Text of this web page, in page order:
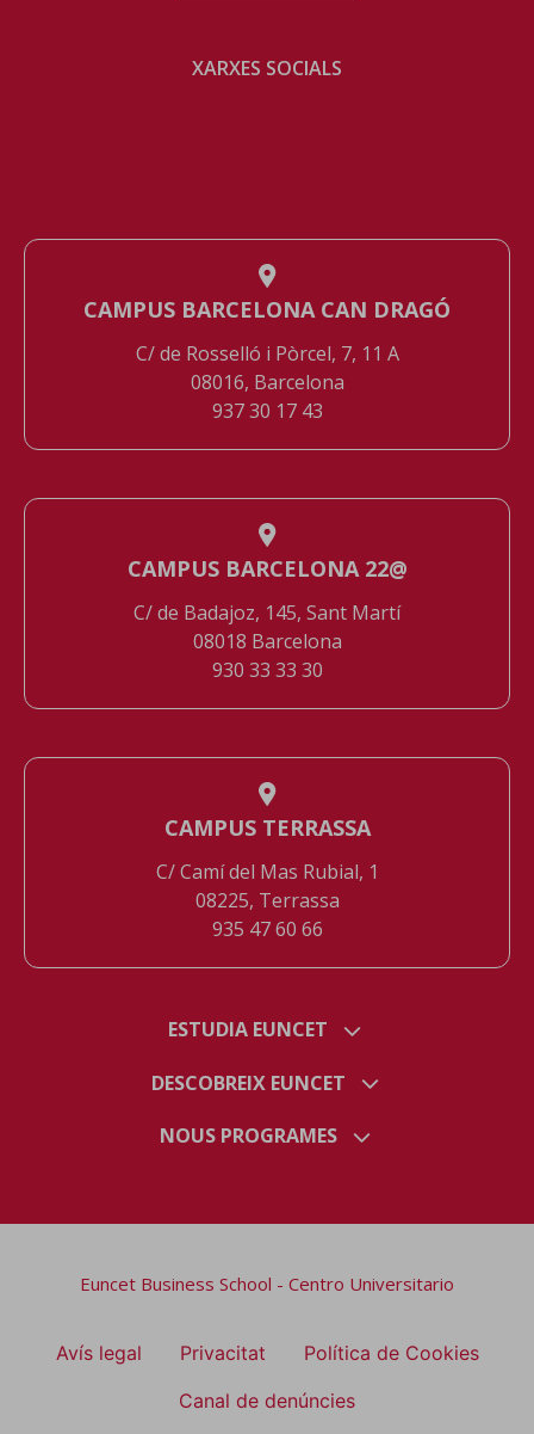
XARXES SOCIALS
ESTUDIA EUNCET
DESCOBREIX EUNCET
NOUS PROGRAMES
CAMPUS BARCELONA CAN DRAGÓ
C/ de Rosselló i Pòrcel, 7, 11 A
08016, Barcelona
937 30 17 43
CAMPUS BARCELONA 22@
C/ de Badajoz, 145, Sant Martí
08018 Barcelona
930 33 33 30
CAMPUS TERRASSA
C/ Camí del Mas Rubial, 1
08225, Terrassa
935 47 60 66
Euncet Business School - Centro Universitario
Avís legal Privacitat
Política de Cookies
Canal de denúncies